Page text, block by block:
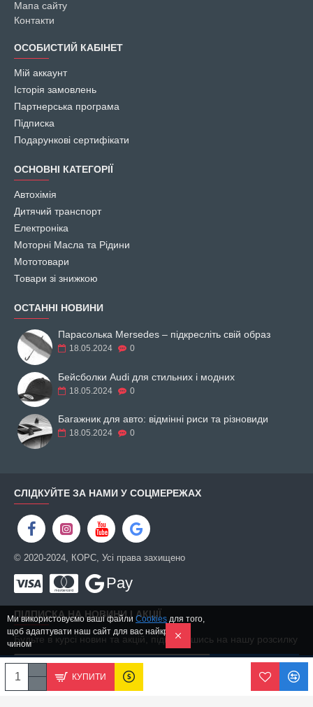
КУПИТИ
Мапа сайту
Контакти
ОСОБИСТИЙ КАБІНЕТ
Мій аккаунт
Історія замовлень
Партнерська програма
Підписка
Подарункові сертифікати
ОСНОВНІ КАТЕГОРІЇ
Автохімія
Дитячий транспорт
Електроніка
Моторні Масла та Рідини
Мототовари
Товари зі знижкою
ОСТАННІ НОВИНИ
Парасолька Mersedes – підкресліть свій образ
18.05.2024 0
Бейсболки Audi для стильних і модних
18.05.2024 0
Багажник для авто: відмінні риси та різновиди
18.05.2024 0
СЛІДКУЙТЕ ЗА НАМИ У СОЦМЕРЕЖАХ
© 2020-2024, КОРС, Усі права захищено
Pay
ПІДПИСКА НА НОВИНИ І АКЦІЇ
Будьте в курсі новин та акцій, підписавшись на нашу розсилку
Ми використовуємо ваші файли Cookies для того,
щоб адаптувати наш сайт для вас найкращим
чином